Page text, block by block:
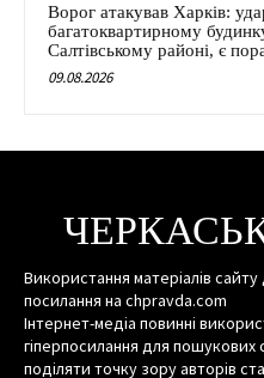
Ворог атакував Харків:
багатоквартирному
Салтівському районі, є
09.08.2026
Використання матеріалів
посилання на chpravda.com
Інтернет-медіа повинні
гіперпосилання для
поділяти точку зору авторів